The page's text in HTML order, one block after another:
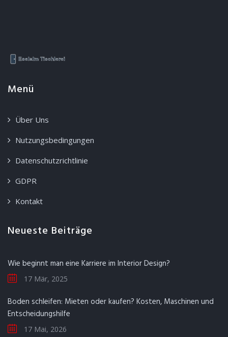
Menü
Über Uns
Nutzungsbedingungen
Datenschutzrichtlinie
GDPR
Kontakt
Neueste Beiträge
Wie beginnt man eine Karriere im Interior Design?
17 Mär, 2025
Boden schleifen: Mieten oder kaufen? Kosten, Maschinen und
Entscheidungshilfe
17 Mai, 2026